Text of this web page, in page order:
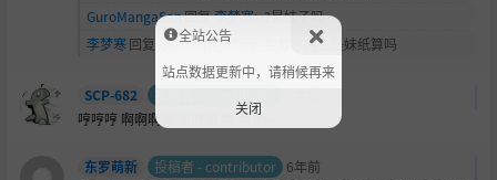
GuroMangaSan回复李梦寒: ?是妹子吗
李梦寒回复 GuroMangaSan 抱歉，内心是妹纸算吗
SCP-682
哼哼哼 啊啊啊啊 啊啊啊 啊 啊 啊~
东罗萌新 投稿者 - contributor 6年前
全站公告
站点数据更新中，请稍候再来
关闭